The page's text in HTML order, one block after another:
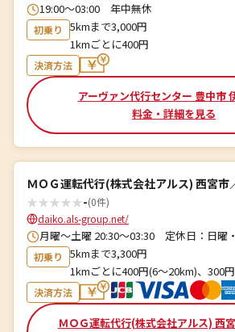
19:00～03:00 年中無休
初乗り
5kmまで3,000円
1kmごとに400円
決済方法
アーヴァン代行センター 豊中市
料金・詳細を見る
ＭＯＧ運転代行(株式会社アルス) 西宮市
★★★★★-(0件)
daiko.als-group.net/
月曜〜土曜 20:30～03:30 定休日：日曜
初乗り
5kmまで3,300円
1kmごとに400円(6～20km)、300
決済方法
ＭＯＧ運転代行(株式会社アルス) 西